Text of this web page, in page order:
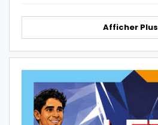
Afficher Plus